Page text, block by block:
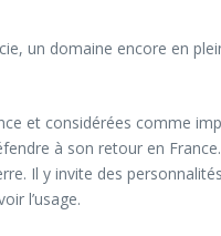
un domaine encore en
et considérées comme
à son retour en France.
Il y invite des
l’usage.